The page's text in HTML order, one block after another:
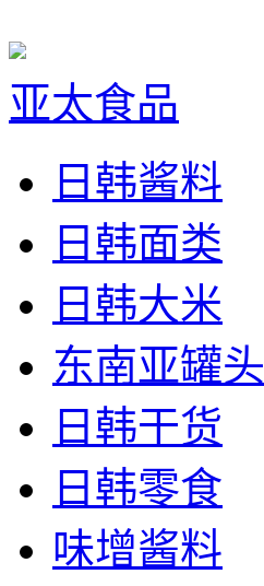
亚太食品
日韩酱料
日韩面类
日韩大米
东南亚罐头
日韩干货
日韩零食
味增酱料